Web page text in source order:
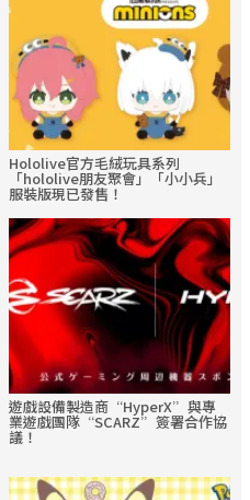
Hololive官方毛絨玩具系列
「hololive朋友聚會」「小小兵」
服裝版現已發售！
遊戲設備製造商“HyperX”與專
業遊戲團隊“SCARZ”簽署合作協
議！